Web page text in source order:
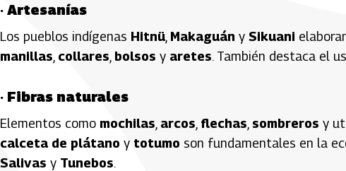
· Artesanías
Los pueblos indígenas Hitnü Makaguán y Sikuani
manillas collares bolsos y aretes. También destaca el
· Fibras naturales
Elementos como mochilas arcos flechas sombreros y
calceta de plátano y totumo son fundamentales en la
Salivas y Tunebos.